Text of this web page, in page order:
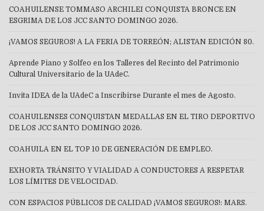
COAHUILENSE TOMMASO ARCHILEI CONQUISTA BRONCE EN
ESGRIMA DE LOS JCC SANTO DOMINGO 2026.
¡VAMOS SEGUROS! A LA FERIA DE TORREÓN; ALISTAN EDICIÓN 80.
Aprende Piano y Solfeo en los Talleres del Recinto del Patrimonio
Cultural Universitario de la UAdeC.
Invita IDEA de la UAdeC a Inscribirse Durante el mes de Agosto.
COAHUILENSES CONQUISTAN MEDALLAS EN EL TIRO DEPORTIVO
DE LOS JCC SANTO DOMINGO 2026.
COAHUILA EN EL TOP 10 DE GENERACIÓN DE EMPLEO.
EXHORTA TRÁNSITO Y VIALIDAD A CONDUCTORES A RESPETAR
LOS LÍMITES DE VELOCIDAD.
CON ESPACIOS PÚBLICOS DE CALIDAD ¡VAMOS SEGUROS!: MARS.